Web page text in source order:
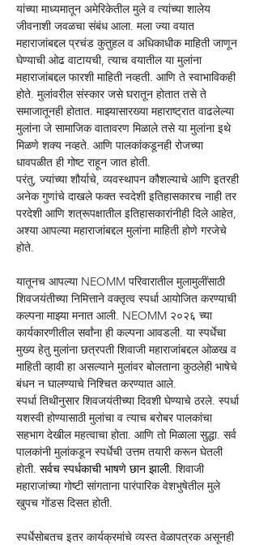
यांच्या माध्यमातून अमेरिकेतील मुले व त्यांच्या शालेय
जीवनाशी जवळचा संबंध आला. मला ज्या वयात
महाराजांबद्दल प्रचंड कुतुहल व अधिकाधीक माहिती जाणून
घेण्याची ओढ वाटायची, त्याच वयातील या मुलांना
महाराजांबद्दल फारशी माहिती नव्हती. आणि ते स्वाभाविकही
होते. मुलांवरील संस्कार जसे घरातून होतात तसे ते
समाजातूनही होतात. माझ्यासारख्या महाराष्ट्रात वाढलेल्या
मुलांना जे सामाजिक वातावरण मिळाले तसे या मुलांना इथे
मिळणे शक्य नव्हते. आणि पालकांकडूनही रोजच्या
धावपळीत ही गोष्ट राहून जात होती.
परंतु, ज्यांच्या शौर्याचे, व्यवस्थापन कौशल्याचे आणि इतरही
अनेक गुणांचे दाखले फक्त स्वदेशी इतिहासकारच नाही तर
परदेशी आणि शत्रूपक्षातील इतिहासकारांनीही दिले आहेत,
अश्या आपल्या महाराजांबद्दल मुलांना माहिती होणे गरजेचे
होते.
यातूनच आपल्या NEOMM परिवारातील मुलामुलींसाठी
शिवजयंतीच्या निमित्ताने वक्तृत्व स्पर्धा आयोजित करण्याची
कल्पना माझ्या मनात आली. NEOMM २०२६ च्या
कार्यकारणीतील सर्वांना ही कल्पना आवडली. या स्पर्धेचा
मुख्य हेतु मुलांना छत्रपती शिवाजी महाराजांबद्दल ओळख व
माहिती व्हावी हा असल्याने मुलांवर बोलताना कुठलेही भाषेचे
बंधन न घालण्याचे निश्चित करण्यात आले.
स्पर्धा तिथीनुसार शिवजयंतीच्या दिवशी घेण्याचे ठरले. स्पर्धा
यशस्वी होण्यासाठी मुलांचा व त्याच बरोबर पालकांचा
सहभाग देखील महत्वाचा होता. आणि तो मिळाला सुद्धा. सर्व
पालकांनी मुलांकडून स्पर्धेची उत्तम तयारी करून घेतली
होती. सर्वच स्पर्धकाची भाषणे छान झाली. शिवाजी
महाराजांच्या गोष्टी सांगताना पारंपारिक वेशभुषेतील मुले
खुपच गोंडस दिसत होती.
स्पर्धेसोबतच इतर कार्यक्रमांचे व्यस्त वेळापत्रक असूनही